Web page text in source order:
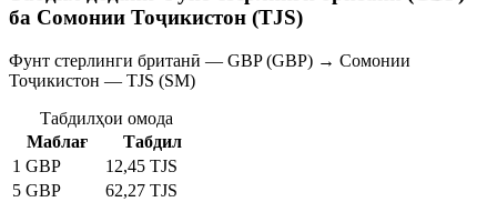
ба Сомонии Тоҷикистон (TJS)
Фунт стерлинги британӣ — GBP (GBP) → Сомонии
Тоҷикистон — TJS (SM)
Табдилҳои омода
Маблағ
Табдил
1 GBP
12,45 TJS
5 GBP
62,27 TJS